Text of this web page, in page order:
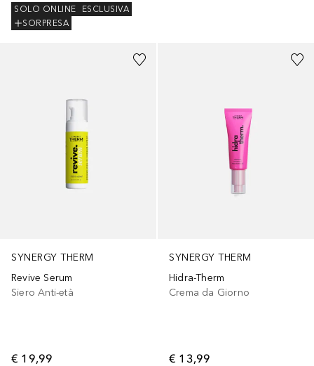
SOLO ONLINE
ESCLUSIVA
SORPRESA
SYNERGY THERM
Revive Serum
Siero Anti-età
€ 19,99
SYNERGY THERM
Hidra-Therm
Crema da Giorno
€ 13,99